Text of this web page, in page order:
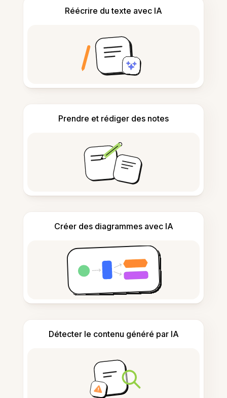
Réécrire du texte avec IA
Prendre et rédiger des notes
Créer des diagrammes avec IA
Détecter le contenu généré par IA